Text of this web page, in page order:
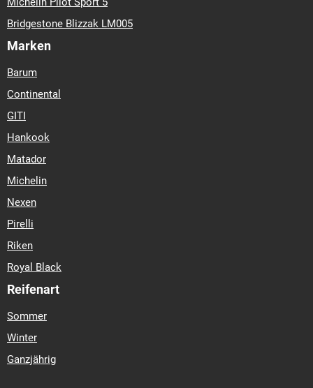
Bridgestone Blizzak LM005
Marken
Barum
Continental
GITI
Hankook
Matador
Michelin
Nexen
Pirelli
Riken
Royal Black
Reifenart
Sommer
Winter
Ganzjährig